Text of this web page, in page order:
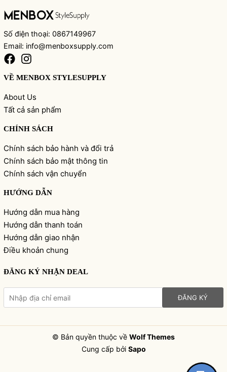
Số điện thoại: 0867149967
Email: info@menboxsupply.com
VỀ MENBOX STYLESUPPLY
About Us
Tất cả sản phẩm
CHÍNH SÁCH
Chính sách bảo hành và đổi trả
Chính sách bảo mật thông tin
Chính sách vận chuyển
HƯỚNG DẪN
Hướng dẫn mua hàng
Hướng dẫn thanh toán
Hướng dẫn giao nhận
Điều khoản chung
ĐĂNG KÝ NHẬN DEAL
ĐĂNG KÝ
© Bản quyền thuộc về Wolf Themes
Cung cấp bởi Sapo